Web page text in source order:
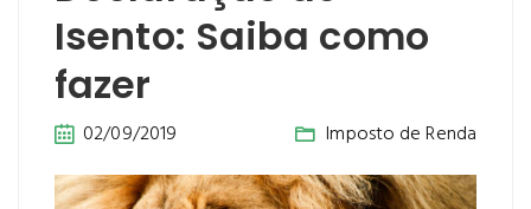
Isento: Saiba como
fazer
02/09/2019 Imposto de Renda